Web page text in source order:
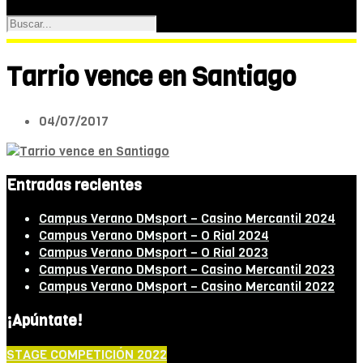
Tarrio vence en Santiago
04/07/2017
Entradas recientes
Campus Verano DMsport – Casino Mercantil 2024
Campus Verano DMsport – O Rial 2024
Campus Verano DMsport – O Rial 2023
Campus Verano DMsport – Casino Mercantil 2023
Campus Verano DMsport – Casino Mercantil 2022
¡Apúntate!
STAGE COMPETICIÓN 2022